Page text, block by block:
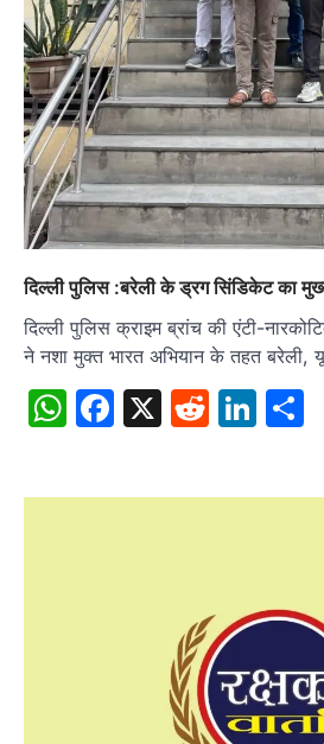
दिल्ली पुलिस :बरेली के ड्रग सिंडिकेट का
दिल्ली पुलिस क्राइम ब्रांच की एंटी-
ने नशा मुक्त भारत अभियान के तहत बरेली,
WhatsApp
Facebook
X Reddit